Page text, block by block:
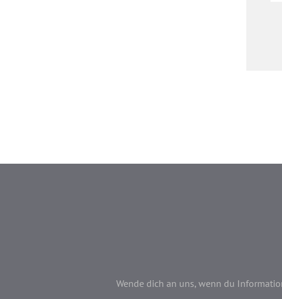
Wende dich an uns, wenn du